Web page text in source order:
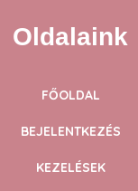
Oldalaink
FŐOLDAL
BEJELENTKEZÉS
KEZELÉSEK